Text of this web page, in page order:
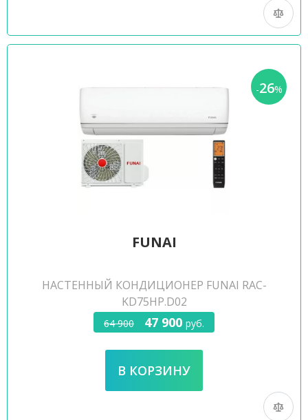
-26%
FUNAI
НАСТЕННЫЙ КОНДИЦИОНЕР FUNAI RAC-
KD75HP.D02
64 900 47 900 руб.